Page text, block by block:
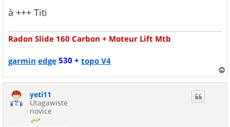
à +++ Titi
Radon Slide 160 Carbon + Moteur Lift Mtb
garmin edge530 + topo V4
a
yeti11
Utagawiste
novice